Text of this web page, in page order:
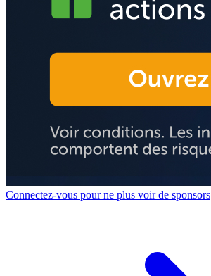
Connectez-vous pour ne plus voir de sponsors